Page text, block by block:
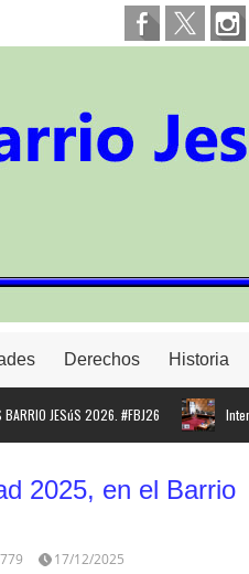
Derechos Historia
JESúS 2026. #FBJ26
2025, en el Barrio
779 17/12/2025
Proyecto para instalar